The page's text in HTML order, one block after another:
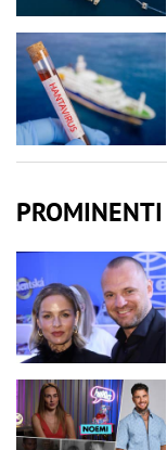
PROMINENTI